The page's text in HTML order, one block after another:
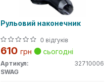
Рульовий наконечник
0 відгуків
610 грн сьогодні
Артикул:
32710006
SWAG